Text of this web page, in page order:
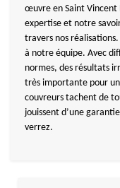
œuvre en Saint Vincent
expertise et notre
travers nos
à notre équipe. Avec
normes, des résultats
très importante pour
couvreurs tachent de
jouissent d’une
verrez.